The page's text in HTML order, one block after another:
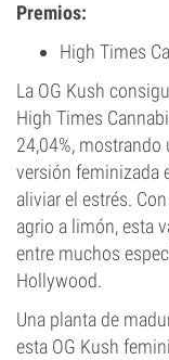
Premios:
High Times
La OG Kush
High Times
24,04%,
versión feminizada
aliviar el estrés.
agrio a limón, esta
entre muchos
Hollywood.
Una planta de
esta OG Kush